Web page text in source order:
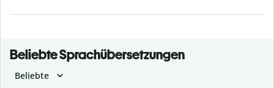
Beliebte Sprachübersetzungen
Beliebte